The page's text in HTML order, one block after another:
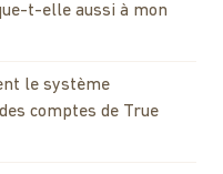
t-elle aussi à mon
le système
comptes de True